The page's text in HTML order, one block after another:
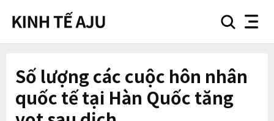
searchnav
Số lượng các cuộc hôn nhân
quốc tế tại Hàn Quốc tăng